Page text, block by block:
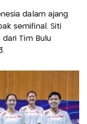
dalam ajang
semifinal. Siti
dari Tim Bulu